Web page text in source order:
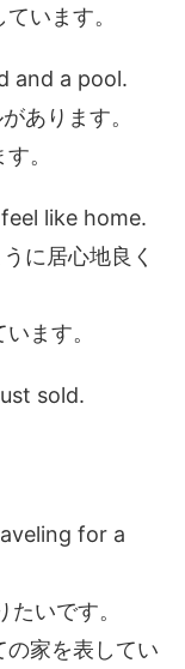
います。
and a pool.
あります。
。
like home.
に居心地良く
ます。
sold.
for a
いです。
家を表してい